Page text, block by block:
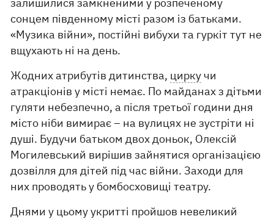
сонцем південному місті разом із батьками.
«Музика війни», постійні вибухи та гуркіт тут не
вщухають ні на день.
Жодних атрибутів дитинства, цирку чи
атракціонів у місті немає. По майданах з дітьми
гуляти небезпечно, а після третьої години дня
місто ніби вимирає – на вулицях не зустріти ні
душі. Будучи батьком двох доньок, Олексій
Могилевський вирішив зайнятися організацією
дозвілля для дітей під час війни. Заходи для
них проводять у бомбосховищі театру.
Днями у цьому укритті пройшов невеликий